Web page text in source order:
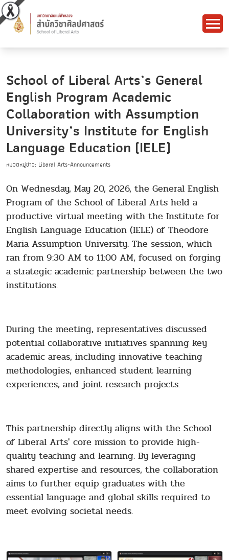
School of Liberal Arts’s General
English Program Academic
Collaboration with Assumption
University’s Institute for English
Language Education (IELE)
หมวดหมู่ข่าว: Libaral Arts-Announcements
On Wednesday, May 20, 2026, the General English
Program of the School of Liberal Arts held a
productive virtual meeting with the Institute for
English Language Education (IELE) of Theodore
Maria Assumption University. The session, which
ran from 9:30 AM to 11:00 AM, focused on forging
a strategic academic partnership between the two
institutions.
During the meeting, representatives discussed
potential collaborative initiatives spanning key
academic areas, including innovative teaching
methodologies, enhanced student learning
experiences, and joint research projects.
This partnership directly aligns with the School
of Liberal Arts' core mission to provide high-
quality teaching and learning. By leveraging
shared expertise and resources, the collaboration
aims to further equip graduates with the
essential language and global skills required to
meet evolving societal needs.